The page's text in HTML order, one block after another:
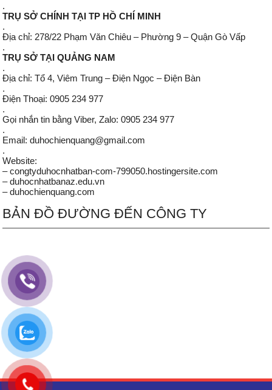
.
TRỤ SỞ CHÍNH TẠI TP HỒ CHÍ MINH
.
Địa chỉ: 278/22 Phạm Văn Chiêu – Phường 9 – Quận Gò Vấp
.
TRỤ SỞ TẠI QUẢNG NAM
.
Địa chỉ: Tổ 4, Viêm Trung – Điện Ngọc – Điện Bàn
.
Điện Thoại: 0905 234 977
.
Gọi nhắn tin bằng Viber, Zalo: 0905 234 977
.
Email: duhochienquang@gmail.com
.
Website:
– congtyduhocnhatban-com-799050.hostingersite.com
– duhocnhatbanaz.edu.vn
– duhochienquang.com
BẢN ĐỒ ĐƯỜNG ĐẾN CÔNG TY